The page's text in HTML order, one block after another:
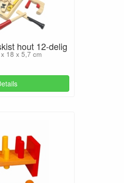
hout 12-delig
18 x 5,7 cm